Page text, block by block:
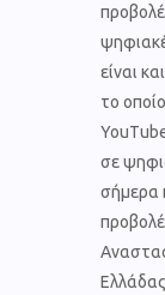
είναι
το
σε
σήμερα